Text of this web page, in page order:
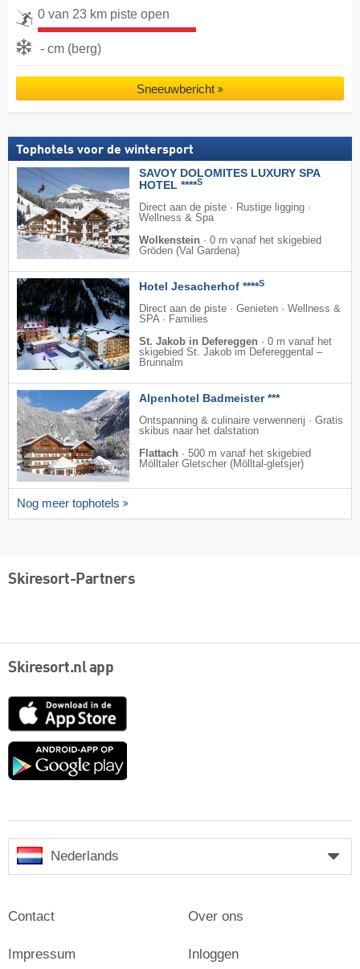
0 van 23 km piste open
- cm (berg)
Sneeuwbericht
Tophotels voor de wintersport
SAVOY DOLOMITES LUXURY SPA
HOTEL ****S
Direct aan de piste · Rustige ligging ·
Wellness & Spa
Wolkenstein · 0 m vanaf het skigebied
Gröden (Val Gardena)
Hotel Jesacherhof ****S
Direct aan de piste · Genieten · Wellness &
SPA · Families
St. Jakob in Defereggen · 0 m vanaf het
skigebied St. Jakob im Defereggental –
Brunnalm
Alpenhotel Badmeister ***
Ontspanning & culinaire verwennerij · Gratis
skibus naar het dalstation
Flattach · 500 m vanaf het skigebied
Mölltaler Gletscher (Mölltal-gletsjer)
Nog meer tophotels
Skiresort-Partners
Skiresort.nl app
App
Google
Nederlands
Contact
Impressum
Over ons
Inloggen